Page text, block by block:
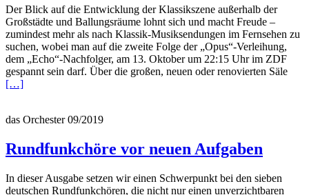
für
Orchester?
Der Blick auf die Entwicklung der Klassikszene außerhalb der
Großstädte und Ballungsräume lohnt sich und macht Freude –
zumindest mehr als nach Klassik-Musiksendungen im Fernsehen zu
suchen, wobei man auf die zweite Folge der „Opus“-Verleihung,
dem „Echo“-Nachfolger, am 13. Oktober um 22:15 Uhr im ZDF
gespannt sein darf. Über die großen, neuen oder renovierten SäleRead
[…]
das Orchester 09/2019
Rundfunkchöre vor neuen Aufgaben
In dieser Ausgabe setzen wir einen Schwerpunkt bei den sieben
deutschen Rundfunkchören, die nicht nur einen unverzichtbaren